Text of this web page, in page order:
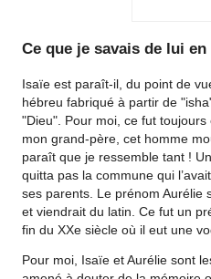
Ce que je savais de lui en
Isaïe est paraît-il, du point de
hébreu fabriqué à partir de
"Dieu". Pour moi, ce fut toujours
mon grand-père, cet homme
paraît que je ressemble tant !
quitta pas la commune qui
ses parents. Le prénom Aurélie
et viendrait du latin. Ce fut un
fin du XXe siècle où il eut une
Pour moi, Isaïe et Aurélie sont